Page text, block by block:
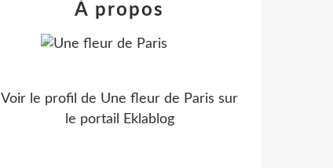
À propos
Voir le profil de Une fleur de Paris sur
le portail Eklablog